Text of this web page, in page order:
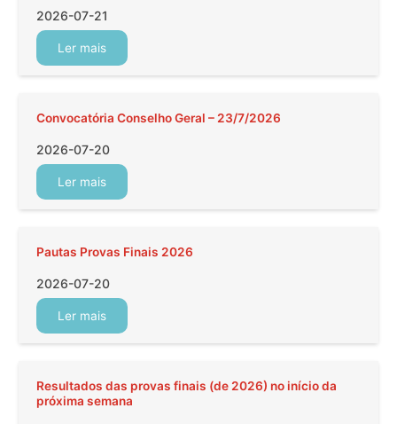
2026-07-21
Ler mais
Convocatória Conselho Geral – 23/7/2026
2026-07-20
Ler mais
Pautas Provas Finais 2026
2026-07-20
Ler mais
Resultados das provas finais (de 2026) no início da
próxima semana